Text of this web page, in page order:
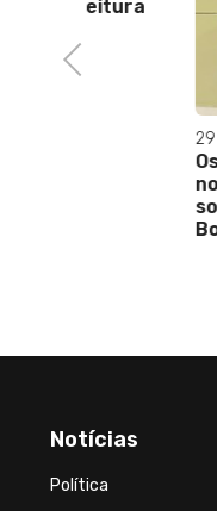
Previous
29 de
Oscar
no World
sobre o
Notícias
Política